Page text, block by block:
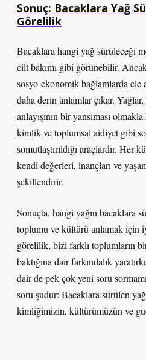
Sonuç: Bacaklara Yağ
Görelilik
Bacaklara hangi yağ sürüleceği
cilt bakımı gibi görünebilir.
sosyo-ekonomik bağlamlarda ele
daha derin anlamlar çıkar.
anlayışının bir yansıması
kimlik ve toplumsal aidiyet gibi
somutlaştırıldığı araçlardır. Her
kendi değerleri, inançları ve
şekillendirir.
Sonuçta, hangi yağın bacaklara
toplumu ve kültürü anlamak için
görelilik, bizi farklı toplumların
baktığına dair farkındalık
dair de pek çok yeni soru
soru şudur: Bacaklara sürülen
kimliğimizin, kültürümüzün ve